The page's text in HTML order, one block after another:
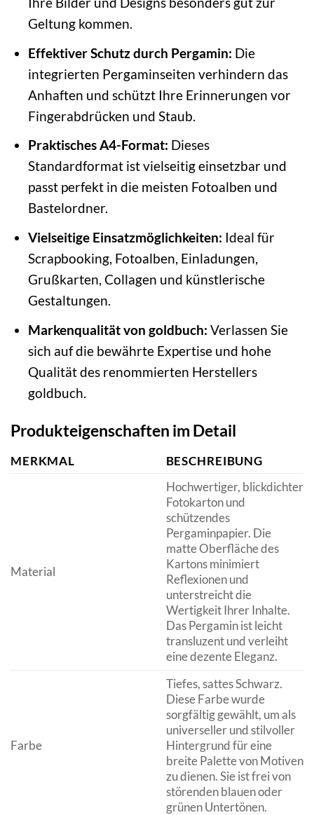
Geltung kommen.
Effektiver Schutz durch Pergamin: Die
integrierten Pergaminseiten verhindern das
Anhaften und schützt Ihre Erinnerungen vor
Fingerabdrücken und Staub.
Praktisches A4-Format: Dieses
Standardformat ist vielseitig einsetzbar und
passt perfekt in die meisten Fotoalben und
Bastelordner.
Vielseitige Einsatzmöglichkeiten: Ideal für
Scrapbooking, Fotoalben, Einladungen,
Grußkarten, Collagen und künstlerische
Gestaltungen.
Markenqualität von goldbuch: Verlassen Sie
sich auf die bewährte Expertise und hohe
Qualität des renommierten Herstellers
goldbuch.
Produkteigenschaften im Detail
MERKMAL BESCHREIBUNG
Material
Hochwertiger, blickdichter
Fotokarton und
schützendes
Pergaminpapier. Die
matte Oberfläche des
Kartons minimiert
Reflexionen und
unterstreicht die
Wertigkeit Ihrer Inhalte.
Das Pergamin ist leicht
transluzent und verleiht
eine dezente Eleganz.
Farbe
Tiefes, sattes Schwarz.
Diese Farbe wurde
sorgfältig gewählt, um als
universeller und stilvoller
Hintergrund für eine
breite Palette von Motiven
zu dienen. Sie ist frei von
störenden blauen oder
grünen Untertönen.